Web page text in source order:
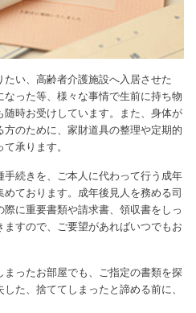
い、高齢者介護施設へ入居させた
った等、様々な事情で生前に持ち物
時お受けしています。また、身体が
のために、家財道具の整理や定期的
承ります。
続きを、ご本人に代わって行う成年
ております。成年後見人を務める司
に重要書類や請求書、領収書をしっ
すので、ご要望があればいつでもお
ったお部屋でも、ご指定の書類を探
た、捨ててしまったと諦める前に、